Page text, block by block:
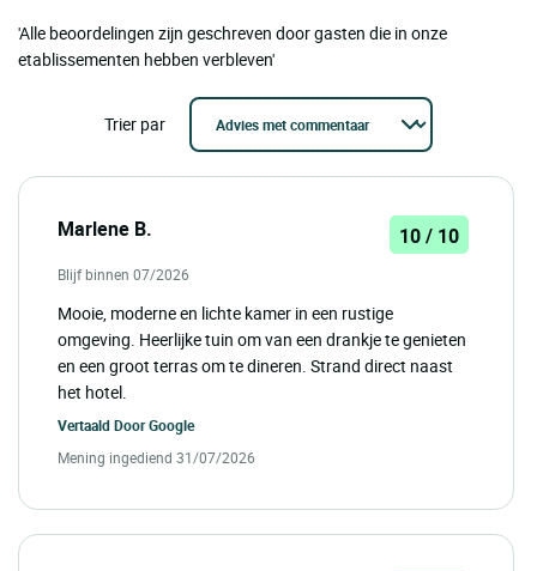
'Alle beoordelingen zijn geschreven door gasten die in onze
etablissementen hebben verbleven'
Trier par
Marlene B. 10 / 10
Blijf binnen 07/2026
Mooie, moderne en lichte kamer in een rustige
omgeving. Heerlijke tuin om van een drankje te genieten
en een groot terras om te dineren. Strand direct naast
het hotel.
Vertaald DoorGoogle
Mening ingediend 31/07/2026